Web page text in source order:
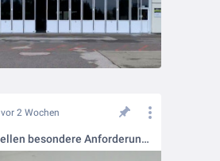
vor 2 Wochen
Reinräume stellen besondere Anforderungen an alle Komponenten innerhalb der Produktionsumgebung. Die DYNAMICROLL® Reinraumtore wurden vom Fraunhofer Institut auf ihre Reinraumtauglichkeit geprüft und zertifiziert.